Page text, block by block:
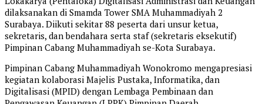
dilaksanakan di Smamda Tower SMA Muhammadiyah 2
Surabaya. Diikuti sekitar 88 peserta dari unsur ketua,
sekretaris, dan bendahara serta staf (sekretaris eksekutif)
Pimpinan Cabang Muhammadiyah se-Kota Surabaya.
Pimpinan Cabang Muhammadiyah Wonokromo mengapresiasi
kegiatan kolaborasi Majelis Pustaka, Informatika, dan
Digitalisasi (MPID) dengan Lembaga Pembinaan dan